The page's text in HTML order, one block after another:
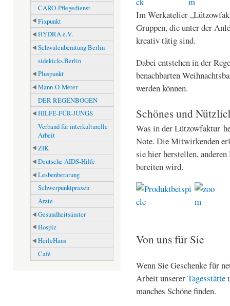
CARO-Pflegedienst
Fixpunkt
HYDRA e.V.
Schwulenberatung Berlin
sidekicks.Berlin
Pluspunkt
Mann-O-Meter
DER REGENBOGEN
HILFE-FÜR-JUNGS
Verband für interkulturelle
Arbeit
ZIK
Deutsche AIDS-Hilfe
Lesbenberatung
Schwerpunktpraxen
Ärzte
Gesundheitsämter
Hospiz
HeileHaus
Café
Im Werkatelier
Gruppen, die unter der
kreativ tätig sind.
Dabei entstehen in der
benachbarten
werden können.
Schönes und
Was in der Lützowfaktur
Note. Die Mitwirkenden
sie hier herstellen,
bereiten wird.
Von uns für Sie
Wenn Sie Geschenke für
Arbeit unsererTagesstätte
manches Schöne finden.